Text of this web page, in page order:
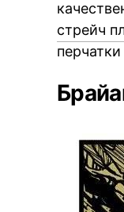
стрейч